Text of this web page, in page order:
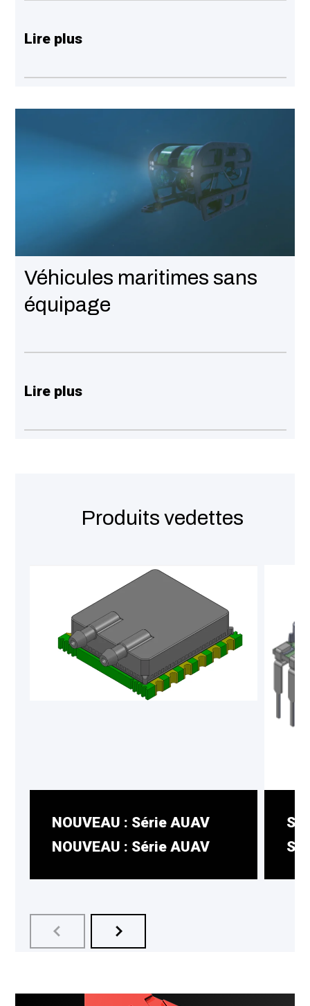
Lire plus
Véhicules maritimes sans
équipage
Lire plus
Produits vedettes
NOUVEAU : Série AUAV
NOUVEAU : Série AUAV
La série AUAV est un capteur double
La